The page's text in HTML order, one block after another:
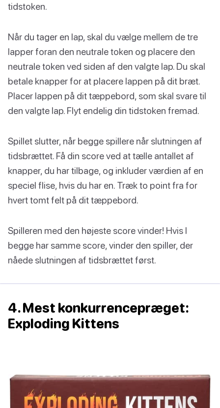
tidstoken.
Når du tager en lap, skal du vælge mellem de tre
lapper foran den neutrale token og placere den
neutrale token ved siden af den valgte lap. Du skal
betale knapper for at placere lappen på dit bræt.
Placer lappen på dit tæppebord, som skal svare til
den valgte lap. Flyt endelig din tidstoken fremad.
Spillet slutter, når begge spillere når slutningen af
tidsbrættet. Få din score ved at tælle antallet af
knapper, du har tilbage, og inkluder værdien af en
speciel flise, hvis du har en. Træk to point fra for
hvert tomt felt på dit tæppebord.
Spilleren med den højeste score vinder! Hvis I
begge har samme score, vinder den spiller, der
nåede slutningen af tidsbrættet først.
4. Mest konkurrencepræget:
Exploding Kittens